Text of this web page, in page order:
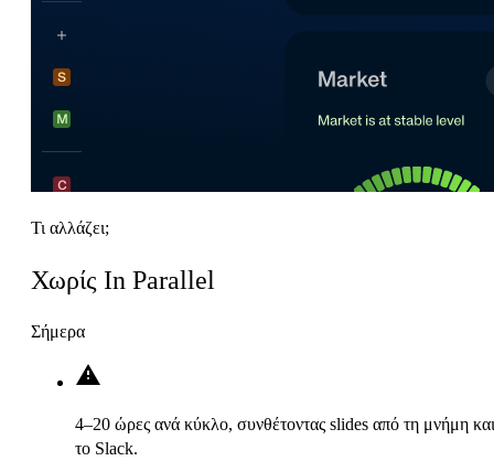
Τι αλλάζει;
Χωρίς In Parallel
Σήμερα
4–20 ώρες ανά κύκλο, συνθέτοντας slides από τη μνήμη και
το Slack.